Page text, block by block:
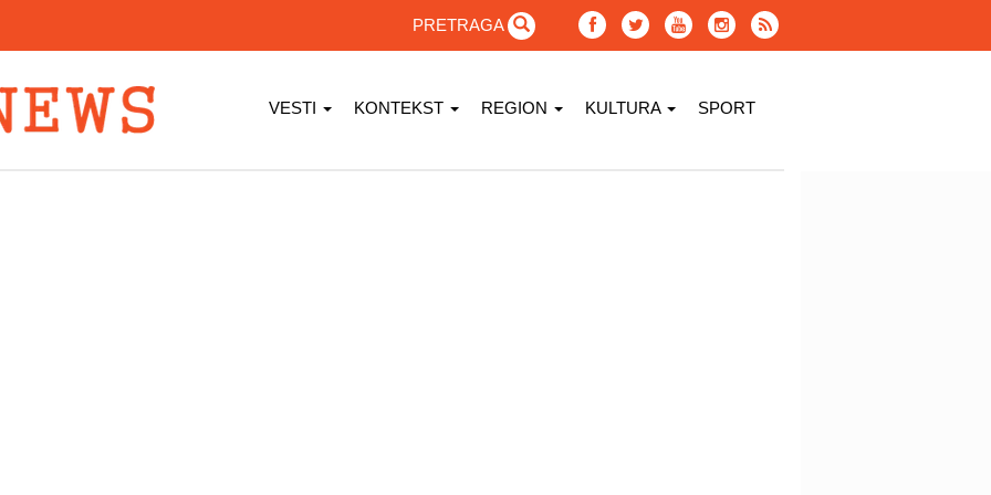
PRETRAGA
VESTI KONTEKST REGION KULTURA SPORT